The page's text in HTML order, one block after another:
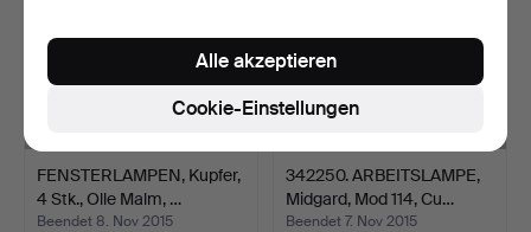
FENSTERLAMPEN, Kupfer,
4 Stk., Olle Malm, …
Beendet 8. Nov 2015
342250. ARBEITSLAMPE,
Midgard, Mod 114, Cu…
Beendet 7. Nov 2015
Cookie-Einstellungen
Alle akzeptieren